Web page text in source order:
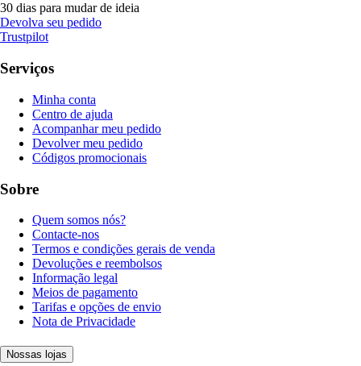
30 dias para mudar de ideia
Devolva seu pedido
Trustpilot
Serviços
Minha conta
Centro de ajuda
Acompanhar meu pedido
Devolver meu pedido
Códigos promocionais
Sobre
Quem somos nós?
Contacte-nos
Termos e condições gerais de venda
Devoluções e reembolsos
Informação legal
Meios de pagamento
Tarifas e opções de envio
Nota de Privacidade
Nossas lojas